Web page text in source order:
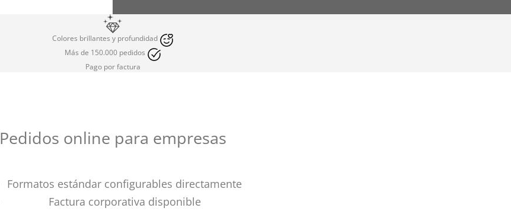
Colores brillantes y profundidad
Más de 150.000 pedidos
Pago por factura
Pedidos online para empresas
Formatos estándar configurables directamente
Factura corporativa disponible